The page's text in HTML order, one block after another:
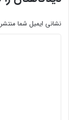
نشانی ایمیل شما